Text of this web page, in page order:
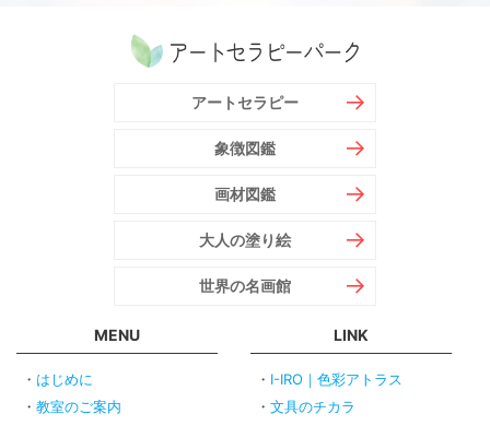
アートセラピー
象徴図鑑
画材図鑑
大人の塗り絵
世界の名画館
MENU
はじめに
教室のご案内
LINK
I-IRO｜色彩アトラス
文具のチカラ